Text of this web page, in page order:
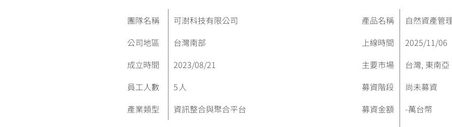
團隊名稱
可澍科技有限公司
公司地區
台灣南部
成立時間
2023/08/21
員工人數
5 人
產業類型
資訊整合與聚合平台
產品名稱
自然資產管
上線時間
2025/11/06
主要市場
台灣, 東南亞
募資階段
尚未募資
募資金額
-萬台幣